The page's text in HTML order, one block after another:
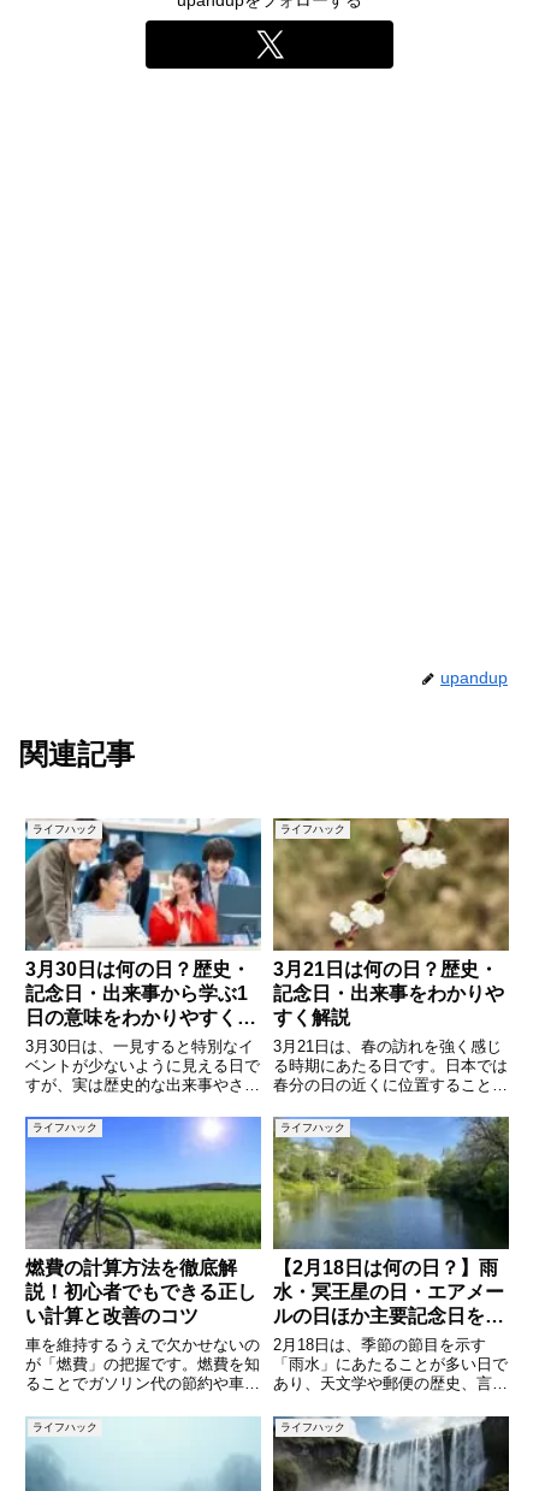
upandup
関連記事
ライフハック
3月30日は何の日？歴史・
記念日・出来事から学ぶ1
日の意味をわかりやすく解
説
3月30日は、一見すると特別なイ
ベントが少ないように見える日で
すが、実は歴史的な出来事やさま
る1日です。世界の出来事から日
本の記念日までを知ることで、何
るかもしれません。本記事では
ライフハック
3月21日は何の日？歴史・
記念日・出来事をわかりや
すく解説
3月21日は、春の訪れを強く感じ
る時期にあたる日です。日本では
春分の日の近くに位置することも
る季節でもあります。また、この
日には日本や世界でさまざまな記
念日や歴史的な出来事が存在しま
す。普段は意識することの少な
ライフハック
燃費の計算方法を徹底解
説！初心者でもできる正し
い計算と改善のコツ
車を維持するうえで欠かせないの
が「燃費」の把握です。燃費を知
ることでガソリン代の節約や車の
ドライブの第一歩にもなります。
しかし、「燃費ってどうやって計
算するの？」「表示される数値は
本当に正しいの？」と疑問を持つ
ライフハック
【2月18日は何の日？】雨
水・冥王星の日・エアメー
ルの日ほか主要記念日をわ
かりやすく解説
2月18日は、季節の節目を示す
「雨水」にあたることが多い日で
あり、天文学や郵便の歴史、言葉
な意味を持つ日です。日々の生活
の中では意識することの少ない
「記念日」ですが、由来を知ると
季節の移ろいや文化の背景が見え
ライフハック ライフハック